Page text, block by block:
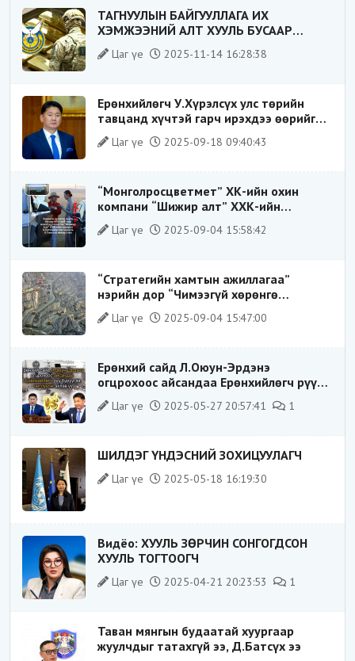
ТАГНУУЛЫН БАЙГУУЛЛАГА ИХ
ХЭМЖЭЭНИЙ АЛТ ХУУЛЬ БУСААР
ХИЛЭЭР ГАРГАХ ГЭЖ БАЙСАН
ҮЙЛДЛИЙГ ТАСЛАН ЗОГСООЛОО
Цаг үе 2025-11-14 16:28:38
Ерөнхийлөгч У.Хүрэлсүх улс төрийн
тавцанд хүчтэй гарч ирэхдээ өөрийгөө
шударга ёсны төлөө тэмцэгч, “хуучин
тогтолцооны хонгилыг нураагч” гэсэн
Цаг үе 2025-09-18 09:40:43
“Монголросцветмет” ХК-ийн охин
компани “Шижир алт” ХХК-ийн
Гүйцэтгэх захирлаар ажиллаж байсан
О.Баттөмөрт холбогдох хэрэг хаашаа
Цаг үе 2025-09-04 15:58:42
“Стратегийн хамтын ажиллагаа”
нэрийн дор “Чимээгүй хөрөнгө
хуримтлал”
Цаг үе 2025-09-04 15:47:00
Ерөнхий сайд Л.Оюун-Эрдэнэ
огцрохоос айсандаа Ерөнхийлөгч рүү
буруугаа чиглүүлж эхлэв үү
Цаг үе 2025-05-27 20:57:41 1
ШИЛДЭГ ҮНДЭСНИЙ ЗОХИЦУУЛАГЧ
Цаг үе 2025-05-18 16:19:30
Видёо: ХУУЛЬ ЗӨРЧИН СОНГОГДСОН
ХУУЛЬ ТОГТООГЧ
Цаг үе 2025-04-21 20:23:53 1
Таван мянгын будаатай хуургаар
жуулчдыг татахгүй ээ, Д.Батсүх ээ